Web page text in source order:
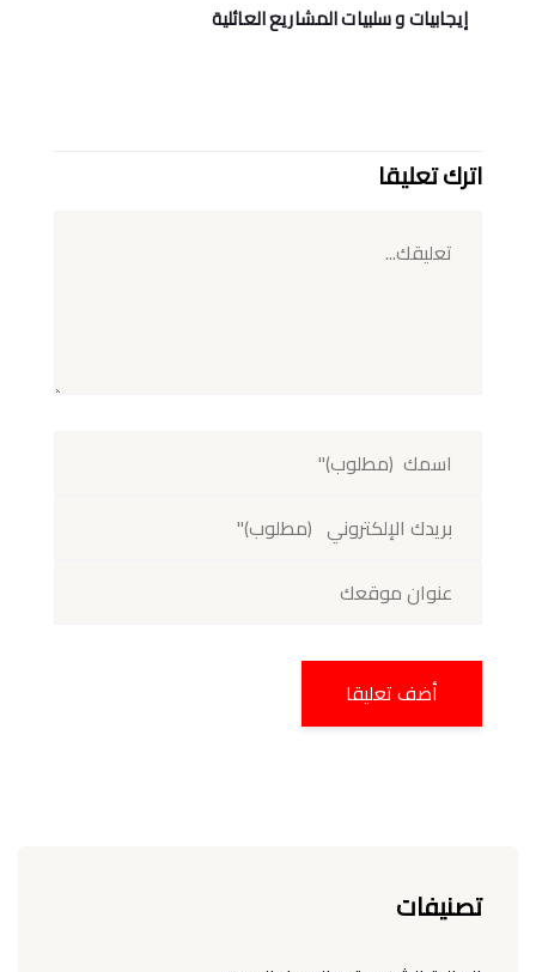
إيجابيات و سلبيات المشاريع العائلية
اترك تعليقا
تصنيفات